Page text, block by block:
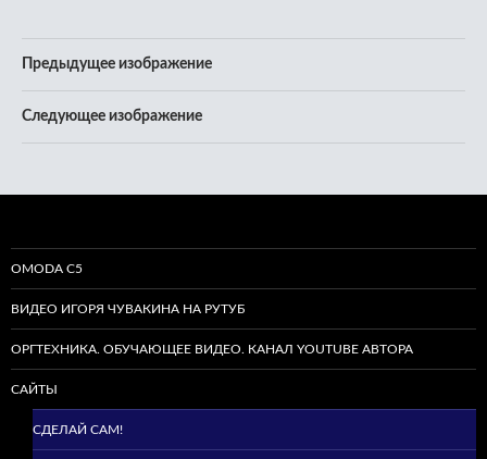
Предыдущее изображение
Следующее изображение
OMODA C5
ВИДЕО ИГОРЯ ЧУВАКИНА НА РУТУБ
ОРГТЕХНИКА. ОБУЧАЮЩЕЕ ВИДЕО. КАНАЛ YOUTUBE АВТОРА
САЙТЫ
СДЕЛАЙ САМ!